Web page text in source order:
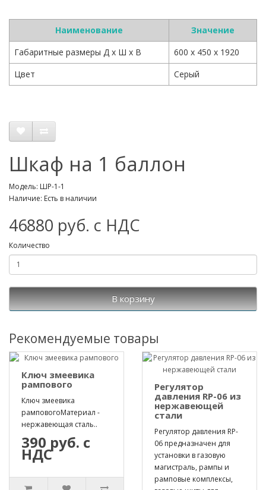
Наименование
Значение
Габаритные размеры Д х Ш х В
600 х 450 х 1920
Цвет
Серый
Шкаф на 1 баллон
Модель: ШР-1-1
Наличие: Есть в наличии
46880 руб. с НДС
Количество
В корзину
Рекомендуемые товары
Ключ змеевика
рампового
Ключ змеевика
рамповогоМатериал -
нержавеющая сталь..
390 руб. с
НДС
Регулятор
давления RP-06 из
нержавеющей
стали
Регулятор давления RP-
06 предназначен для
установки в газовую
магистраль, рампы и
рамповые комплексы,